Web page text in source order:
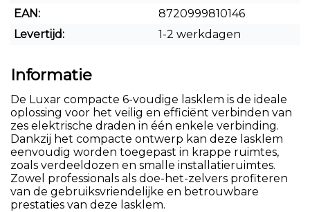
EAN:
8720999810146
Levertijd:
1-2 werkdagen
Informatie
De Luxar compacte 6-voudige lasklem is de ideale
oplossing voor het veilig en efficiënt verbinden van
zes elektrische draden in één enkele verbinding.
Dankzij het compacte ontwerp kan deze lasklem
eenvoudig worden toegepast in krappe ruimtes,
zoals verdeeldozen en smalle installatieruimtes.
Zowel professionals als doe-het-zelvers profiteren
van de gebruiksvriendelijke en betrouwbare
prestaties van deze lasklem.